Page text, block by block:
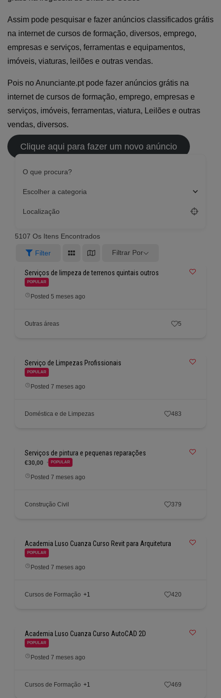
Assim pode pesquisar e fazer anúncios classificados grátis
na internet de cursos de formação, diversos, emprego,
empresas e serviços, ferramentas e equipamentos,
imóveis, viaturas, leilões e outras vendas.
Pois no Anunciante.pt pode fazer anúncios grátis na
internet de cursos de formação, emprego, empresas e
serviços, imóveis, ferramentas, viatura, Leilões e outras
vendas, diversos.
Clique aqui para fazer um novo anúncio
O que procura?
Escolher a categoria
Localização
5107 Os Itens Encontrados
Filter Filtrar Por
Serviços de limpeza de terrenos quintais outros
POPULAR
Posted 5 meses ago
Outras áreas 5
Serviço de Limpezas Profissionais
POPULAR
Posted 7 meses ago
Doméstica e de Limpezas 483
Serviços de pintura e pequenas reparações
€30,00 POPULAR
Posted 7 meses ago
Construção Civil 379
Academia Luso Cuanza Curso Revit para Arquitetura
POPULAR
Posted 7 meses ago
Cursos de Formação +1 420
Academia Luso Cuanza Curso AutoCAD 2D
POPULAR
Posted 7 meses ago
Cursos de Formação +1 469